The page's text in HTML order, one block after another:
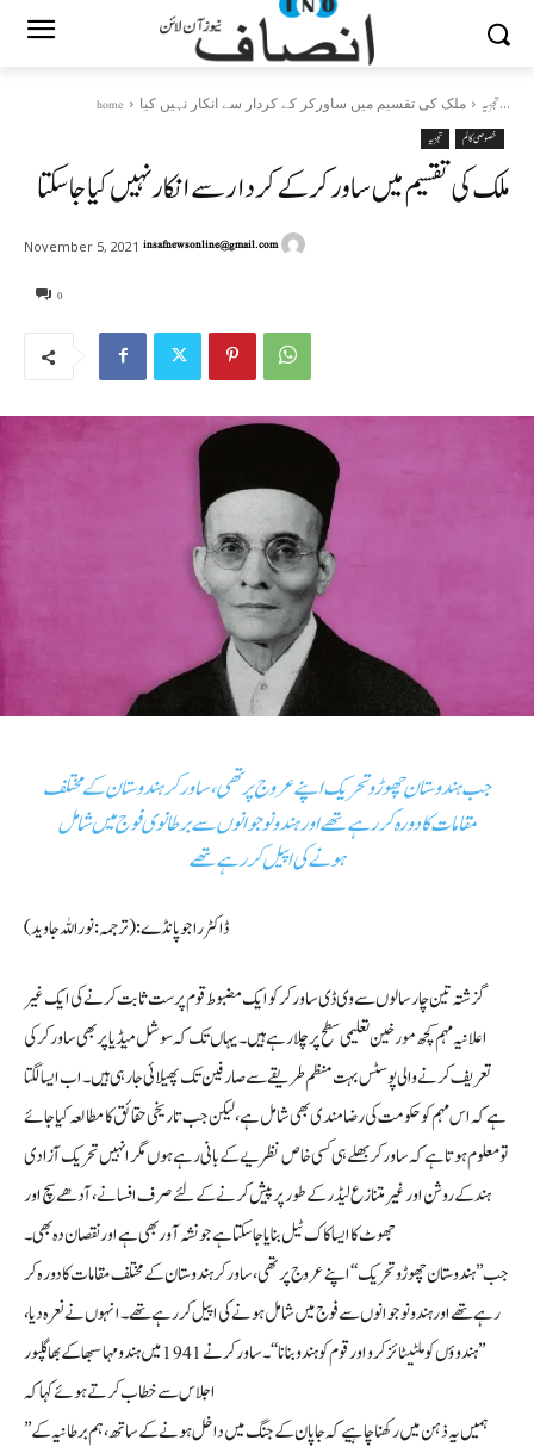
home تجزیہملک کی تقسیم میں ساورکر کے کردار سے انکار نہیں کیا...
تجزیہ خصوصی کالم
ملک کی تقسیم میں ساورکر کے کردار سے انکار نہیں کیا جا سکتا
0
November 5, 2021 insafnewsonline@gmail.com
جب ہندوستان چھوڑو تحریک اپنے عروج پر تھی، ساورکر ہندوستان کے مختلف
مقامات کا دورہ کر رہے تھے اور ہندو نوجوانوں سے برطانوی فوج میں شامل
ہونے کی اپیل کر رہے تھے
ڈاکٹر راجو پانڈے:(ترجمہ :نوراللہ جاوید)
گزشتہ تین چار سالوں سے وی ڈی ساورکر کو ایک مضبوط قوم پرست ثابت کرنے کی ایک غیر
اعلانیہ مہم کچھ مورخین تعلیمی سطح پر چلا رہے ہیں۔ یہاں تک کہ سوشل میڈیا پر بھی ساورکر کی
تعریف کرنے والی پوسٹس بہت منظم طریقے سے صارفین تک پھیلائی جا رہی ہیں۔ اب ایسا لگتا
ہے کہ اس مہم کو حکومت کی رضامندی بھی شامل ہے، لیکن جب تاریخی حقائق کا مطالعہ کیا جائے
تو معلوم ہوتا ہے کہ ساورکر بھلے ہی کسی خاص نظریے کےبانی رہے ہوں مگر انہیں تحریک آزادی
ہند کے روشن اور غیر متنازع لیڈر کے طور پر پیش کرنے کےلئے صرف افسانے، آدھے سچ اور
جھوٹ کا ایسا کاک ٹیل بنایا جا سکتا ہے جو نشہ آور بھی ہے اور نقصان دہ بھی۔
جب ’’ہندوستان چھوڑو تحریک‘‘ اپنے عروج پر تھی، ساورکر ہندوستان کے مختلف مقامات کا دورہ کر
رہے تھے اور ہندو نوجوانوں سے فوج میں شامل ہونے کی اپیل کر رہے تھے۔ انہوں نے نعرہ دیا،
’’ہندوؤں کو ملٹیٹائز کرو اور قوم کو ہندو بنانا‘‘۔ ساورکر نے 1941 میں ہندو مہاسبھا کے بھاگلپور
اجلاس سے خطاب کرتے ہوئے کہاکہ
’’ہمیں یہ ذہن میں رکھنا چاہیے کہ جاپان کے جنگ میں داخل ہونے کے ساتھ، ہم برطانیہ کے